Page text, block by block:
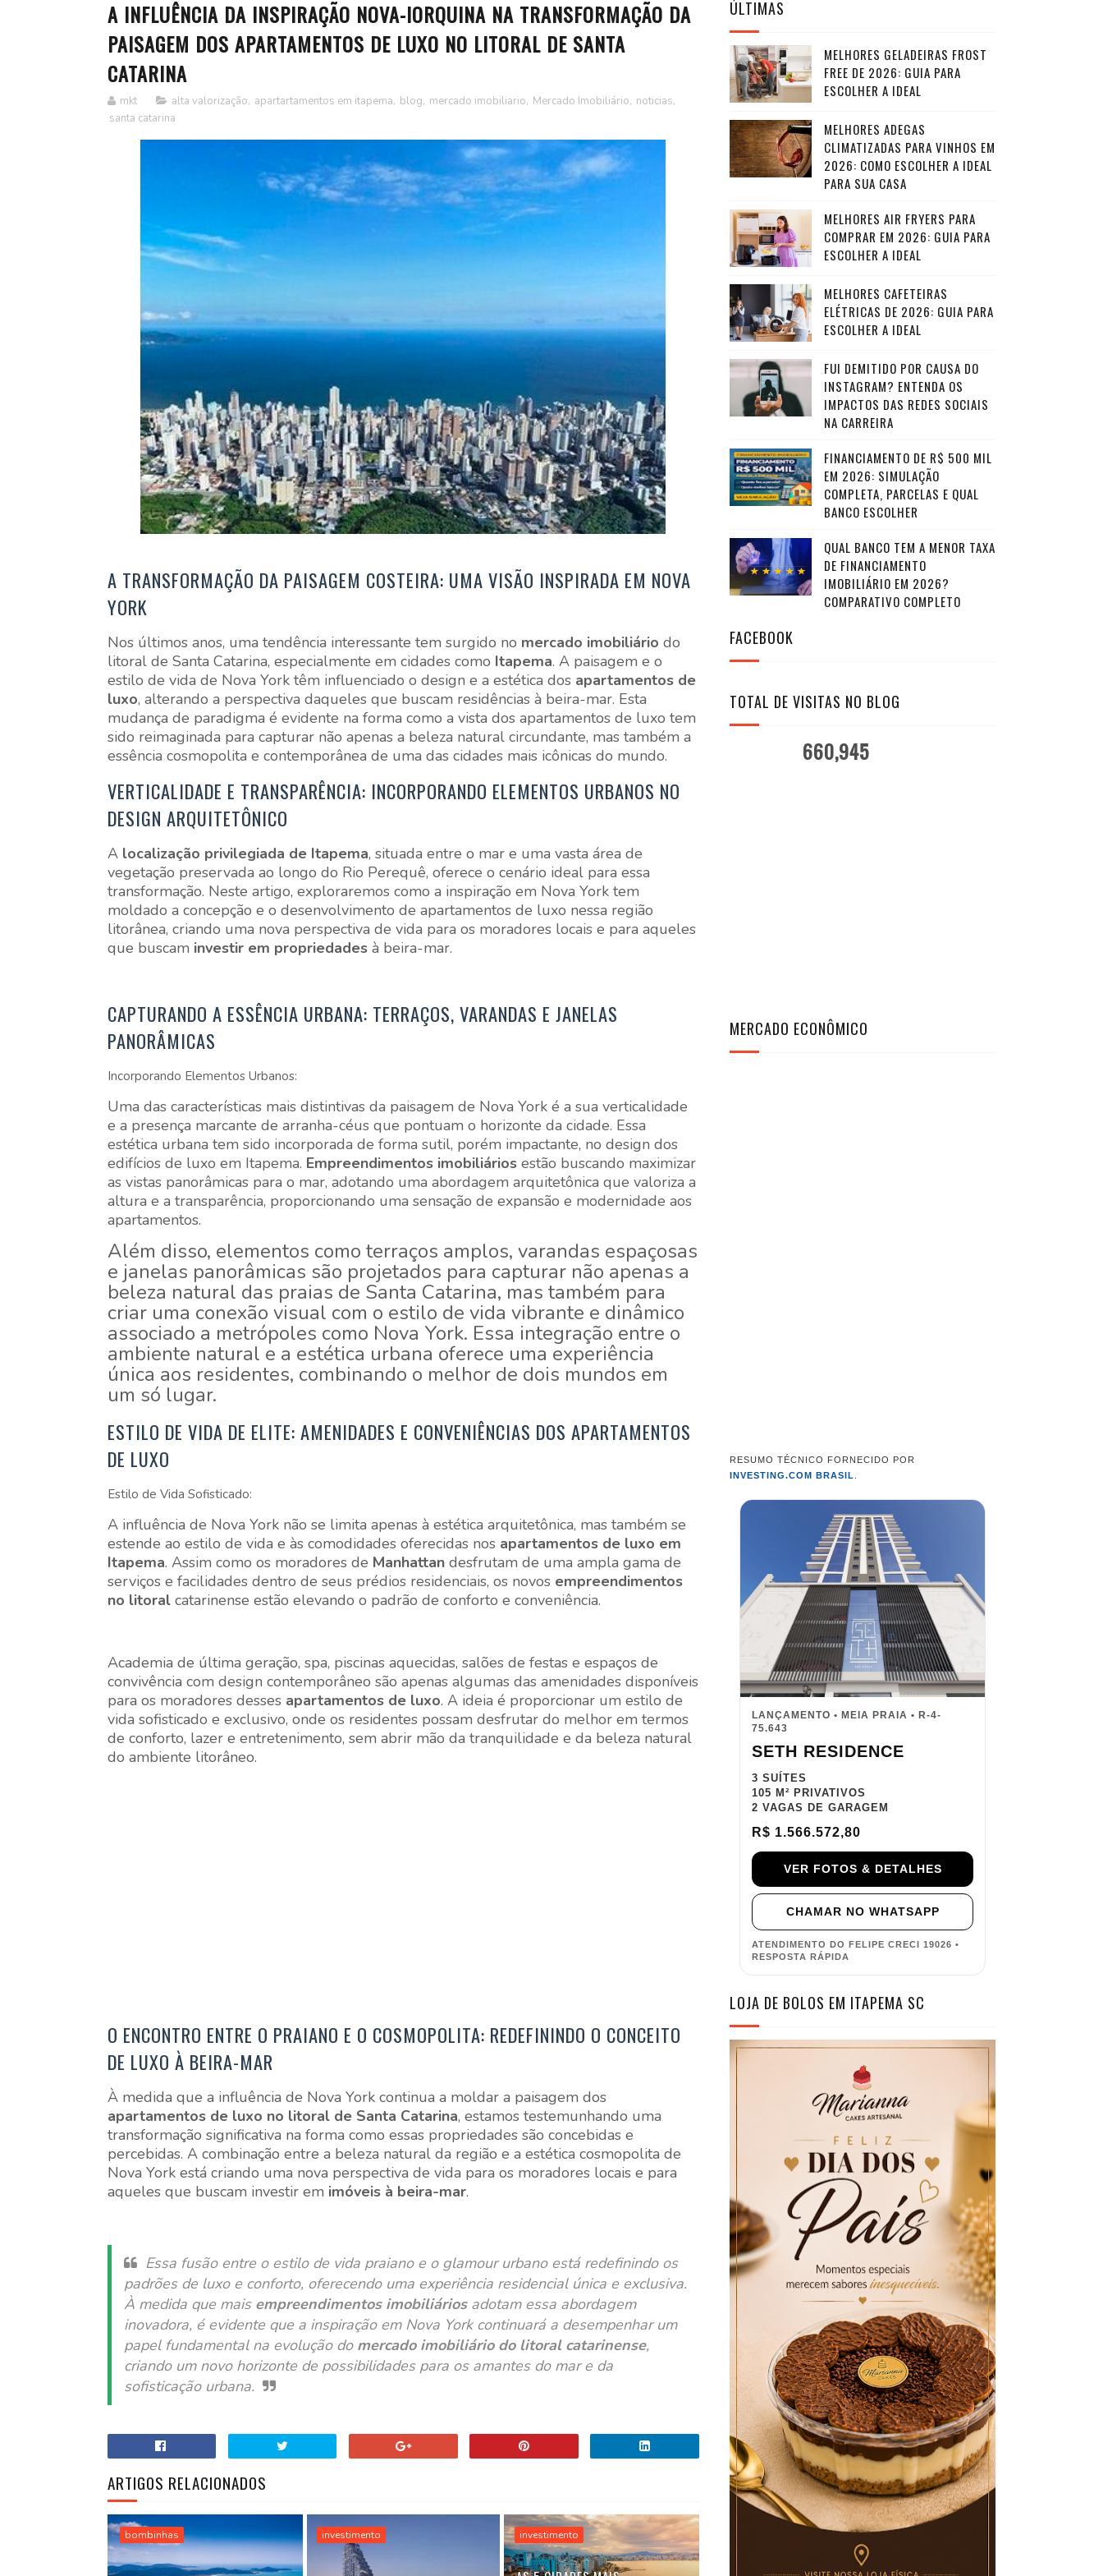
A INFLUÊNCIA DA INSPIRAÇÃO NOVA-IORQUINA NA TRANSFORMAÇÃO DA
PAISAGEM DOS APARTAMENTOS DE LUXO NO LITORAL DE SANTA
CATARINA
mkt alta valorização, apartartamentos em itapema, blog, mercado imobiliario, Mercado Imobiliário, noticias,
santa catarina
A TRANSFORMAÇÃO DA PAISAGEM COSTEIRA: UMA VISÃO INSPIRADA EM NOVA
YORK
Nos últimos anos, uma tendência interessante tem surgido no mercado imobiliário do
litoral de Santa Catarina, especialmente em cidades como Itapema. A paisagem e o
estilo de vida de Nova York têm influenciado o design e a estética dosapartamentos de
luxo, alterando a perspectiva daqueles que buscam residências à beira-mar. Esta
mudança de paradigma é evidente na forma como a vista dos apartamentos de luxo tem
sido reimaginada para capturar não apenas a beleza natural circundante, mas também a
essência cosmopolita e contemporânea de uma das cidades mais icônicas do mundo.
VERTICALIDADE E TRANSPARÊNCIA: INCORPORANDO ELEMENTOS URBANOS NO
DESIGN ARQUITETÔNICO
A localização privilegiada de Itapema, situada entre o mar e uma vasta área de
vegetação preservada ao longo do Rio Perequê, oferece o cenário ideal para essa
transformação. Neste artigo, exploraremos como a inspiração em Nova York tem
moldado a concepção e o desenvolvimento de apartamentos de luxo nessa região
litorânea, criando uma nova perspectiva de vida para os moradores locais e para aqueles
que buscam investir em propriedadesà beira-mar.
CAPTURANDO A ESSÊNCIA URBANA: TERRAÇOS, VARANDAS E JANELAS
PANORÂMICAS
Incorporando Elementos Urbanos:
Uma das características mais distintivas da paisagem de Nova York é a sua verticalidade
e a presença marcante de arranha-céus que pontuam o horizonte da cidade. Essa
estética urbana tem sido incorporada de forma sutil, porém impactante, no design dos
edifícios de luxo em Itapema. Empreendimentos imobiliáriosestão buscando maximizar
as vistas panorâmicas para o mar, adotando uma abordagem arquitetônica que valoriza a
altura e a transparência, proporcionando uma sensação de expansão e modernidade aos
apartamentos.
Além disso, elementos como terraços amplos, varandas espaçosas
e janelas panorâmicas são projetados para capturar não apenas a
beleza natural das praias de Santa Catarina, mas também para
criar uma conexão visual com o estilo de vida vibrante e dinâmico
associado a metrópoles como Nova York. Essa integração entre o
ambiente natural e a estética urbana oferece uma experiência
única aos residentes, combinando o melhor de dois mundos em
um só lugar.
ESTILO DE VIDA DE ELITE: AMENIDADES E CONVENIÊNCIAS DOS APARTAMENTOS
DE LUXO
Estilo de Vida Sofisticado:
A influência de Nova York não se limita apenas à estética arquitetônica, mas também se
estende ao estilo de vida e às comodidades oferecidas nos apartamentos de luxo em
Itapema. Assim como os moradores de Manhattandesfrutam de uma ampla gama de
serviços e facilidades dentro de seus prédios residenciais, os novos empreendimentos
no litoralcatarinense estão elevando o padrão de conforto e conveniência.
Academia de última geração, spa, piscinas aquecidas, salões de festas e espaços de
convivência com design contemporâneo são apenas algumas das amenidades disponíveis
para os moradores desses apartamentos de luxo. A ideia é proporcionar um estilo de
vida sofisticado e exclusivo, onde os residentes possam desfrutar do melhor em termos
de conforto, lazer e entretenimento, sem abrir mão da tranquilidade e da beleza natural
do ambiente litorâneo.
O ENCONTRO ENTRE O PRAIANO E O COSMOPOLITA: REDEFININDO O CONCEITO
DE LUXO À BEIRA-MAR
À medida que a influência de Nova York continua a moldar a paisagem dos
apartamentos de luxo no litoral de Santa Catarina, estamos testemunhando uma
transformação significativa na forma como essas propriedades são concebidas e
percebidas. A combinação entre a beleza natural da região e a estética cosmopolita de
Nova York está criando uma nova perspectiva de vida para os moradores locais e para
aqueles que buscam investir em imóveis à beira-mar.
Essa fusão entre o estilo de vida praiano e o glamour urbano está redefinindo os
padrões de luxo e conforto, oferecendo uma experiência residencial única e exclusiva.
À medida que mais empreendimentos imobiliáriosadotam essa abordagem
inovadora, é evidente que a inspiração em Nova York continuará a desempenhar um
papel fundamental na evolução do mercado imobiliário do litoral catarinense,
criando um novo horizonte de possibilidades para os amantes do mar e da
sofisticação urbana.
ARTIGOS RELACIONADOS
bombinhas investimento investimento
ÚLTIMAS
MELHORES GELADEIRAS FROST
FREE DE 2026: GUIA PARA
ESCOLHER A IDEAL
MELHORES ADEGAS
CLIMATIZADAS PARA VINHOS EM
2026: COMO ESCOLHER A IDEAL
PARA SUA CASA
MELHORES AIR FRYERS PARA
COMPRAR EM 2026: GUIA PARA
ESCOLHER A IDEAL
MELHORES CAFETEIRAS
ELÉTRICAS DE 2026: GUIA PARA
ESCOLHER A IDEAL
FUI DEMITIDO POR CAUSA DO
INSTAGRAM? ENTENDA OS
IMPACTOS DAS REDES SOCIAIS
NA CARREIRA
FINANCIAMENTO DE R$ 500 MIL
EM 2026: SIMULAÇÃO
COMPLETA, PARCELAS E QUAL
BANCO ESCOLHER
QUAL BANCO TEM A MENOR TAXA
DE FINANCIAMENTO
IMOBILIÁRIO EM 2026?
COMPARATIVO COMPLETO
FACEBOOK
TOTAL DE VISITAS NO BLOG
660,945
MERCADO ECONÔMICO
RESUMO TÉCNICO FORNECIDO POR
INVESTING.COM BRASIL
LANÇAMENTO • MEIA PRAIA • R-4-
75.643
SETH RESIDENCE
3 SUÍTES
105 M² PRIVATIVOS
2 VAGAS DE GARAGEM
R$ 1.566.572,80
VER FOTOS & DETALHES
CHAMAR NO WHATSAPP
ATENDIMENTO DO FELIPE CRECI 19026 •
RESPOSTA RÁPIDA
LOJA DE BOLOS EM ITAPEMA SC